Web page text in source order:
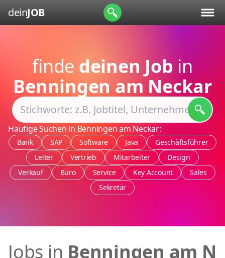
deinJOB
finde deinen Job in
Benningen am Neckar
Häufige Suchen in Benningen am Neckar:
Bank SAP Software Java
Geschäftsführer
Leiter
Vertrieb Mitarbeiter
Design
Verkauf
Büro Service Key Account
Sales
Sekretär
Jobs in Benningen am N